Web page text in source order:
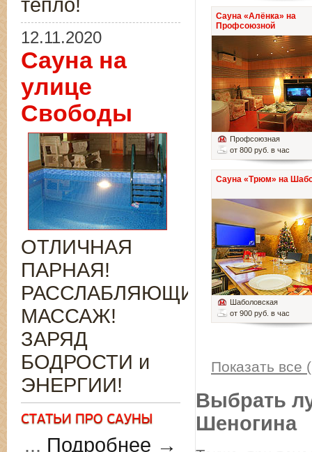
Сауна «Алёнка» на
Профсоюзной
Профсоюзная
от 800 руб. в час
Сауна «Трюм» на
Шаболовская
от 900 руб. в час
Показать все
Выбрать
Шеногина
тепло!
12.11.2020
Сауна на
улице
Свободы
ОТЛИЧНАЯ
ПАРНАЯ!
РАССЛАБЛЯЮЩИЙ
МАССАЖ!
ЗАРЯД
БОДРОСТИ и
ЭНЕРГИИ!
... Подробнее →